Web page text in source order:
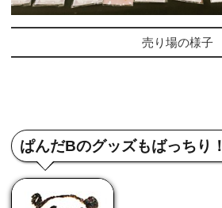
売り場の様子
ぱんだBのグッズもばっちり！